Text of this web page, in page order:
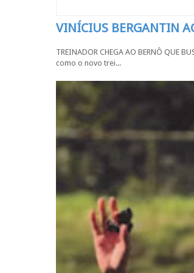
VINÍCIUS BERGANTIN
TREINADOR CHEGA AO BERNÔ QUE
como o novo trei...